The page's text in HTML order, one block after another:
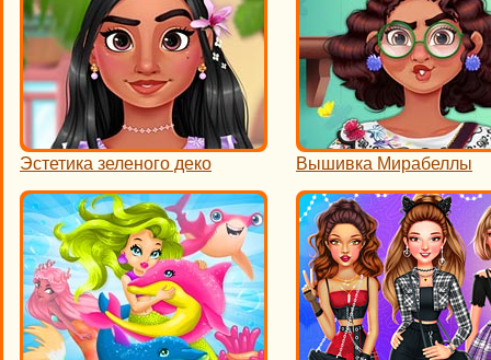
Эстетика зеленого деко Вышивка Мирабеллы